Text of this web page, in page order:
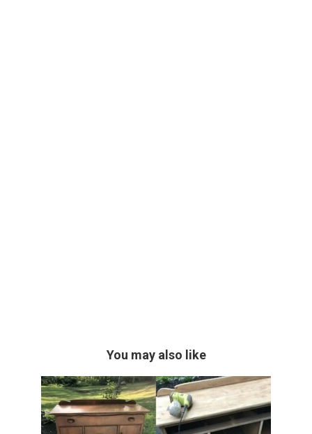
You may also like